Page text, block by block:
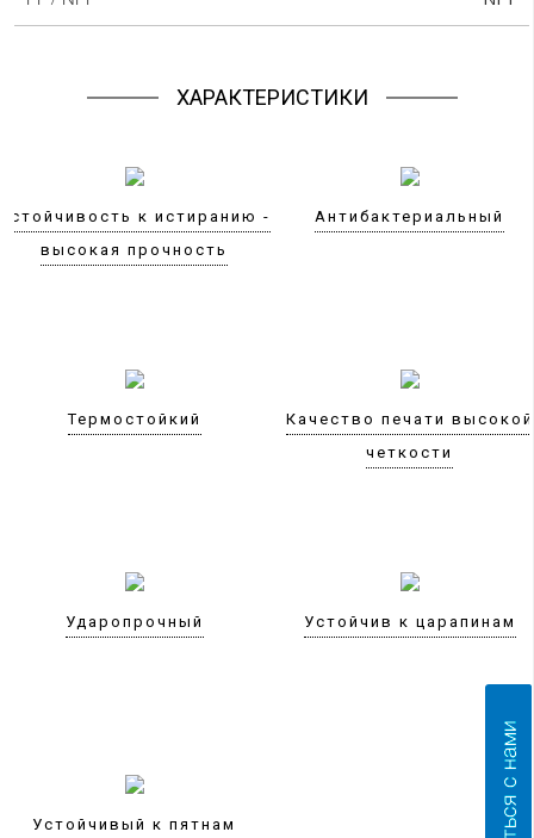
ХАРАКТЕРИСТИКИ
к истиранию -
высокая прочность
Антибактериальный
Термостойкий
Качество печати высокой
четкости
Ударопрочный Устойчив к царапинам
Устойчивый к пятнам